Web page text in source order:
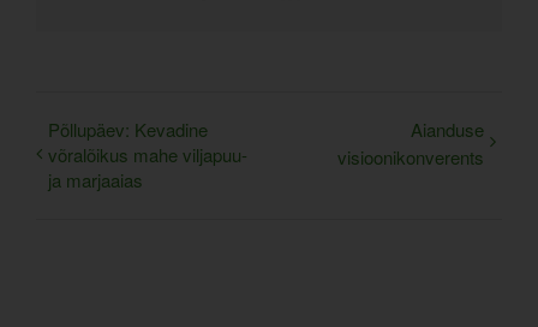
Põllupäev: Kevadine
võralõikus mahe viljapuu-
ja marjaaias
Aianduse
visioonikonverents